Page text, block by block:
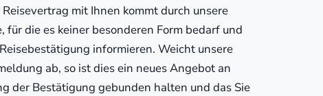
mit Ihnen kommt durch unsere
die es keiner besonderen Form bedarf und
informieren. Weicht unsere
ab, so ist dies ein neues Angebot an
der Bestätigung gebunden halten und das Sie